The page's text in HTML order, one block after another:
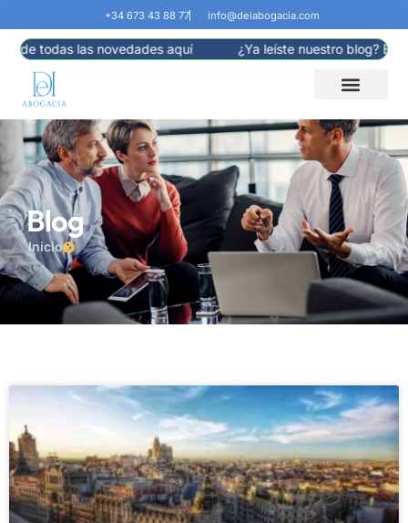
+34 673 43 88 77 info@deiabogacia.com
de todas las novedades aquí ¿Ya leíste nuestro blog?
Blog
Inicio